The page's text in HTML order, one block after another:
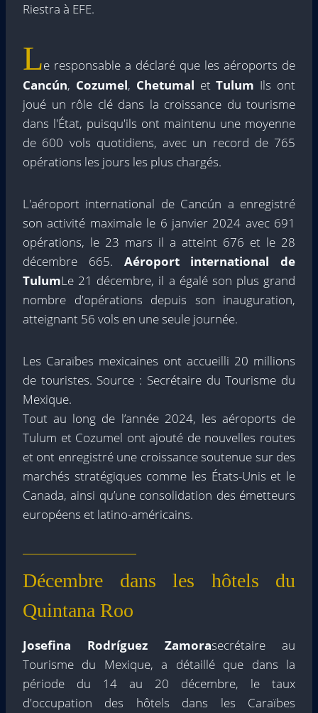
Riestra à EFE.
Le responsable a déclaré que les aéroports de
Cancún, Cozumel, Chetumal etTulum Ils ont
joué un rôle clé dans la croissance du tourisme
dans l'État, puisqu'ils ont maintenu une moyenne
de 600 vols quotidiens, avec un record de 765
opérations les jours les plus chargés.
L'aéroport international de Cancún a enregistré
son activité maximale le 6 janvier 2024 avec 691
opérations, le 23 mars il a atteint 676 et le 28
décembre 665. Aéroport international de
TulumLe 21 décembre, il a égalé son plus grand
nombre d'opérations depuis son inauguration,
atteignant 56 vols en une seule journée.
Les Caraïbes mexicaines ont accueilli 20 millions
de touristes. Source : Secrétaire du Tourisme du
Mexique.
Tout au long de l’année 2024, les aéroports de
Tulum et Cozumel ont ajouté de nouvelles routes
et ont enregistré une croissance soutenue sur des
marchés stratégiques comme les États-Unis et le
Canada, ainsi qu’une consolidation des émetteurs
européens et latino-américains.
Décembre dans les hôtels du
Quintana Roo
Josefina Rodríguez Zamorasecrétaire au
Tourisme du Mexique, a détaillé que dans la
période du 14 au 20 décembre, le taux
d'occupation des hôtels dans les Caraïbes